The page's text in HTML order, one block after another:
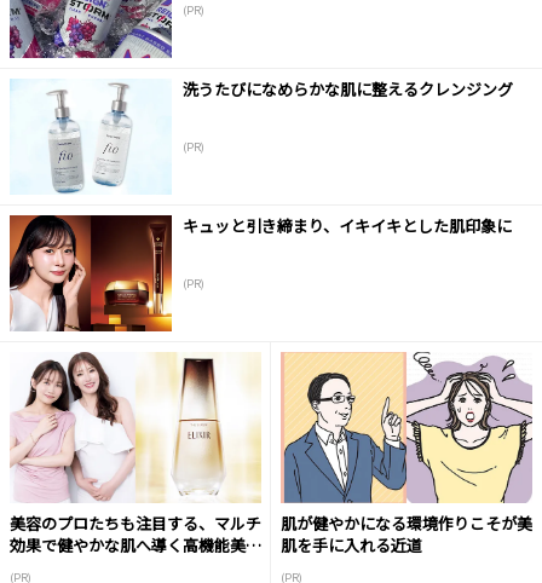
(PR)
洗うたびになめらかな肌に整えるクレンジング
(PR)
キュッと引き締まり、イキイキとした肌印象に
(PR)
美容のプロたちも注目する、マルチ
効果で健やかな肌へ導く高機能美容
(PR)
肌が健やかになる環境作りこそが美
肌を手に入れる近道
(PR)